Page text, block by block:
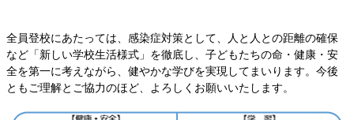
全員登校にあたっては、感染症対策として、人と人との距離の確保
など「新しい学校生活様式」を徹底し、子どもたちの命・健康・安
全を第一に考えながら、健やかな学びを実現してまいります。今後
ともご理解とご協力のほど、よろしくお願いいたします。